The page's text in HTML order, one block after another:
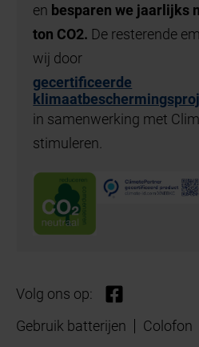
en besparen we jaarlijks
ton CO2. De resterende
wij door
gecertificeerde
in samenwerking met
stimuleren.
Volg ons op:
Gebruik batterijen
Colofon